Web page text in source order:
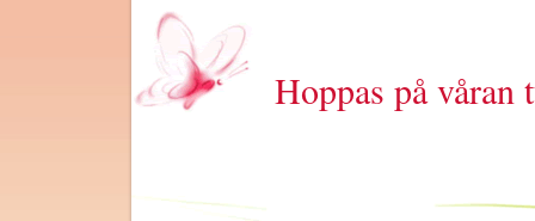
Hoppas på våran